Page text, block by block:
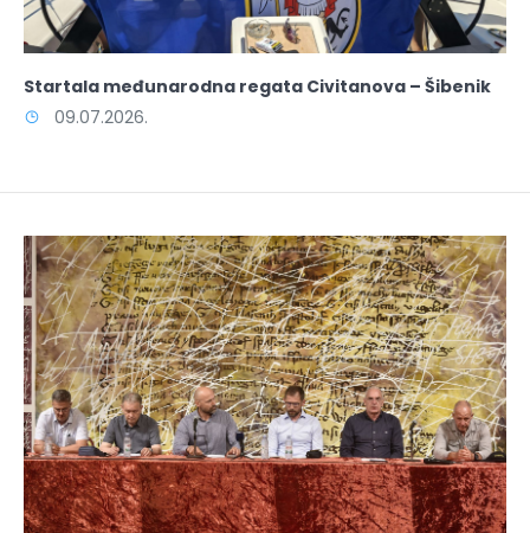
Startala međunarodna regata Civitanova – Šibenik
09.07.2026.